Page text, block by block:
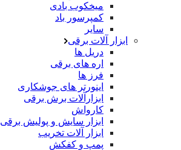
میخکوب بادی
کمپرسور باد
سایر
ابزار آلات برقی
دریل ها
اره های برقی
فرز ها
اینورتر های جوشکاری
ابزارآلات برش برقی
کارواش
ابزار سایش و پولیش برقی
ابزار آلات تخریب
پمپ و کفکش